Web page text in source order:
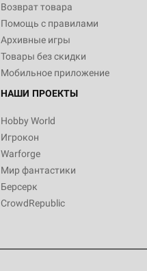
Возврат товара
Помощь с правилами
Архивные игры
Товары без скидки
Мобильное приложение
НАШИ ПРОЕКТЫ
Hobby World
Игрокон
Warforge
Мир фантастики
Берсерк
CrowdRepublic